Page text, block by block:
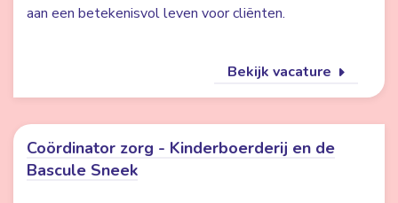
aan een betekenisvol leven voor cliënten.
Bekijk vacature
Coördinator zorg - Kinderboerderij en de
Bascule Sneek